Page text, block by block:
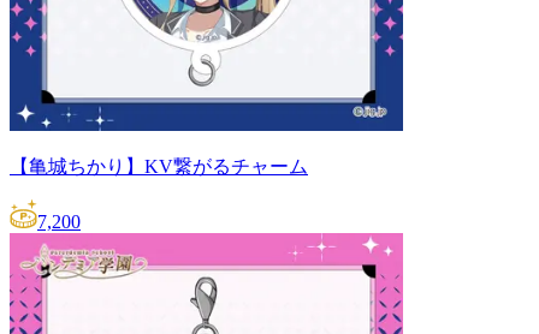
【亀城ちかり】KV繋がるチャーム
7,200